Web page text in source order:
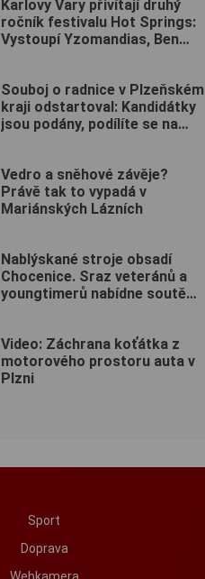
Karlovy Vary přivítají druhý
ročník festivalu Hot Springs:
Vystoupí Yzomandias, Ben
Souboj o radnice v Plzeňském
kraji odstartoval: Kandidátky
jsou podány, podílíte se na
Vedro a sněhové závěje?
Právě tak to vypadá v
Mariánských Lázních
Nablýskané stroje obsadí
Chocenice. Sraz veteránů a
youngtimerů nabídne soutěže
Video: Záchrana koťátka z
motorového prostoru auta v
Plzni
Sport
Doprava
Webkamera